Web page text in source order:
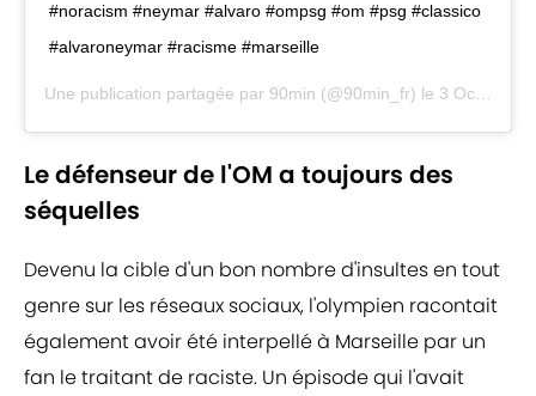
#noracism #neymar #alvaro #ompsg #om #psg #classico
#alvaroneymar #racisme #marseille
Une publication partagée par 90min (@90min_fr) le 3 Oct. 2020 à 9 :50 PDT
Le défenseur de l'OM a toujours des
séquelles
Devenu la cible d'un bon nombre d'insultes en tout
genre sur les réseaux sociaux, l'olympien racontait
également avoir été interpellé à Marseille par un
fan le traitant de raciste. Un épisode qui l'avait